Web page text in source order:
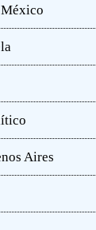
Aires